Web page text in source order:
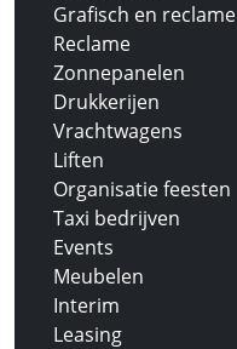
Grafisch en reclame
Reclame
Zonnepanelen
Drukkerijen
Vrachtwagens
Liften
Organisatie feesten
Taxi bedrijven
Events
Meubelen
Interim
Leasing